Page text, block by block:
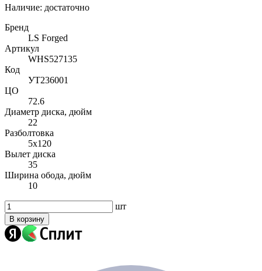
Наличие: достаточно
Бренд
LS Forged
Артикул
WHS527135
Код
УТ236001
ЦО
72.6
Диаметр диска, дюйм
22
Разболтовка
5x120
Вылет диска
35
Ширина обода, дюйм
10
шт
В корзину